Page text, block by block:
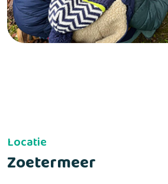
Locatie
Zoetermeer